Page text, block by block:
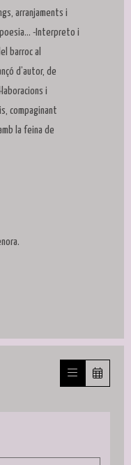
arranjaments i
-Interpreto i
barroc al
d’autor, de
i
compaginant
la feina de